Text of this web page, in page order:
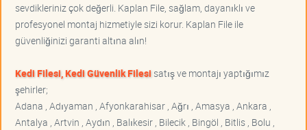
sevdikleriniz çok değerli. Kaplan File, sağlam, dayanıklı ve
profesyonel montaj hizmetiyle sizi korur. Kaplan File ile
güvenliğinizi garanti altına alın!
Kedi Filesi, Kedi Güvenlik Filesisatış ve montajı yaptığımız
şehirler;
Adana , Adıyaman , Afyonkarahisar , Ağrı , Amasya , Ankara ,
Antalya , Artvin , Aydın , Balıkesir , Bilecik , Bingöl , Bitlis , Bolu ,